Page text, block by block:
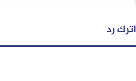
اترك رد